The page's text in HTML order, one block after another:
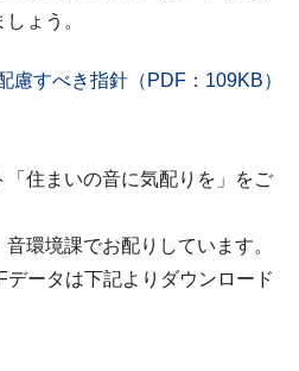
ょう。
慮すべき指針（PDF：109KB）
住まいの音に気配りを」をご
環境課でお配りしています。
データは下記よりダウンロード